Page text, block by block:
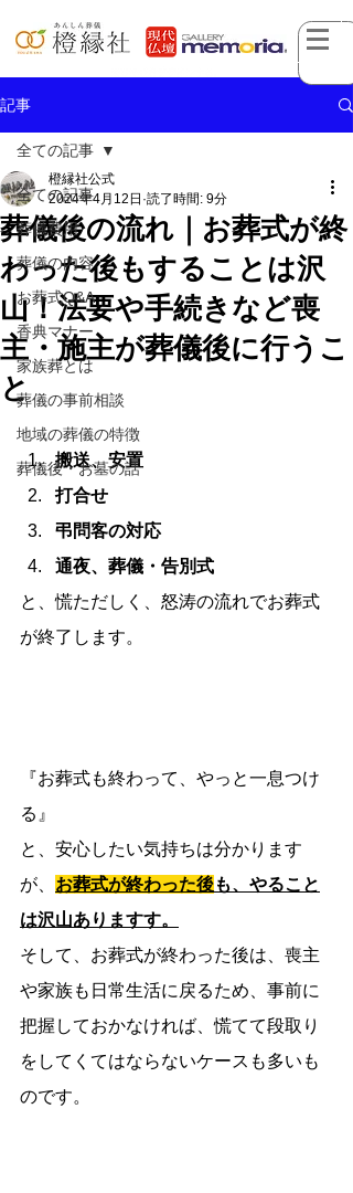
記事
全ての記事
葬儀費用
葬儀の内容
お葬式Q&A
香典マナー
家族葬とは
葬儀の事前相談
地域の葬儀の特徴
葬儀後・お墓の話
全ての記事
葬儀後の流れ｜お葬式が終
わった後もすることは沢
山！法要や手続きなど喪
主・施主が葬儀後に行うこ
と
橙縁社公式
2024年4月12日 読了時間: 9分
搬送、安置
打合せ
弔問客の対応
通夜、葬儀・告別式
と、慌ただしく、怒涛の流れでお葬式
が終了します。
『お葬式も終わって、やっと一息つけ
る』
と、安心したい気持ちは分かります
が、 お葬式が終わった後も、やること
は沢山ありますす。
そして、お葬式が終わった後は、喪主
や家族も日常生活に戻るため、事前に
把握しておかなければ、慌てて段取り
をしてくてはならないケースも多いも
のです。